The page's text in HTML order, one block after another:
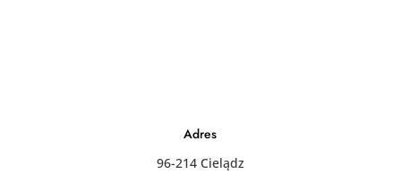
Adres
96-214 Cielądz